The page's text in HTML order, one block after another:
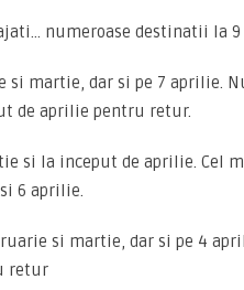
numeroase destinatii la 9
si martie, dar si pe 7 aprilie.
de aprilie pentru retur.
si la inceput de aprilie. Cel
6 aprilie.
si martie, dar si pe 4
retur